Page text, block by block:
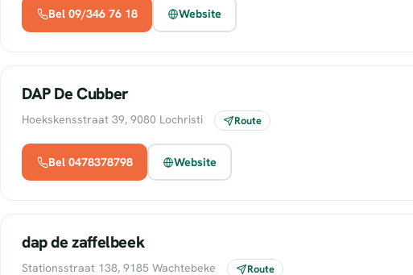
Bel 09/346 76 18 Website
DAP De Cubber
Hoekskensstraat 39, 9080 Lochristi Route
Bel 0478378798 Website
dap de zaffelbeek
Stationsstraat 138, 9185 Wachtebeke Route